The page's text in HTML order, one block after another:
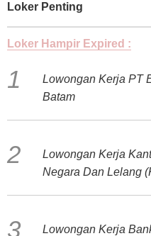
Loker Penting
Loker Hampir Expired :
Lowongan Kerja PT
Batam
Lowongan Kerja
Negara Dan Lelang
Lowongan Kerja